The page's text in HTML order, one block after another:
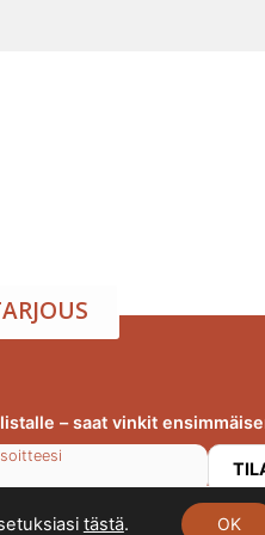
– saat vinkit
tästä. OK